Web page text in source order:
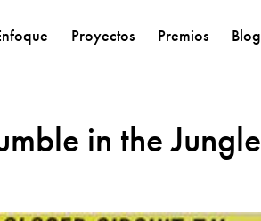
Proyectos Premios Blog
in the Jungle